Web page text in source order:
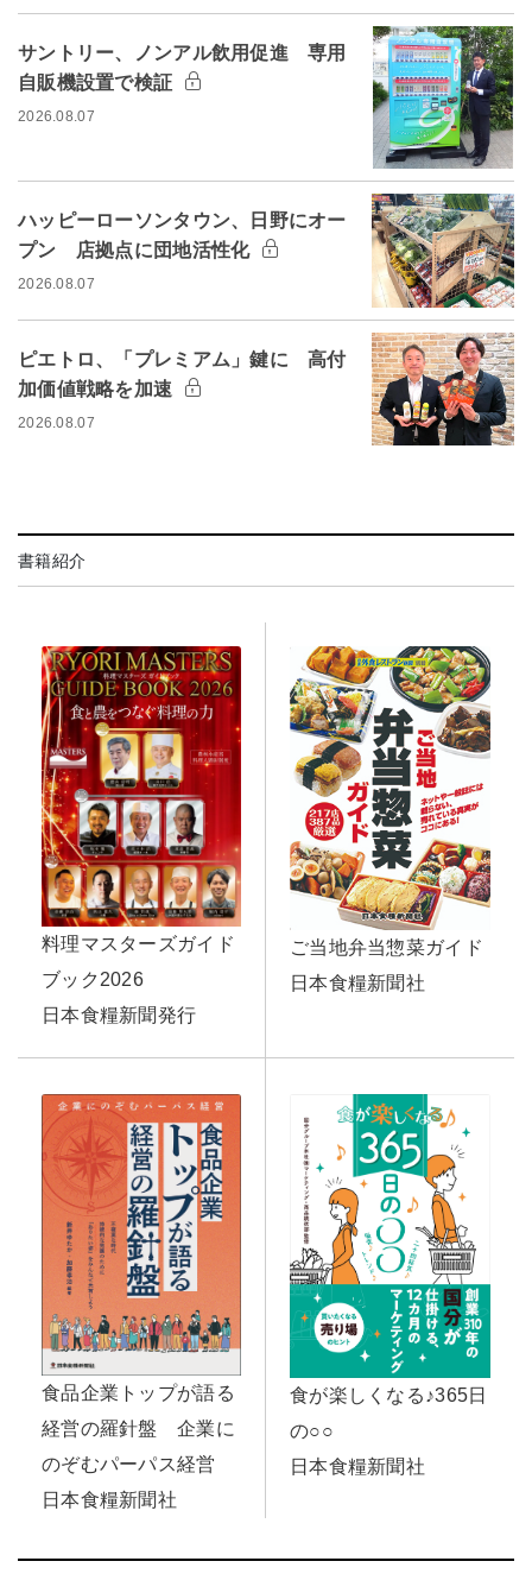
サントリー、ノンアル飲用促進 専用
自販機設置で検証
2026.08.07
ハッピーローソンタウン、日野にオー
プン 店拠点に団地活性化
2026.08.07
ピエトロ、「プレミアム」鍵に 高付
加価値戦略を加速
2026.08.07
書籍紹介
料理マスターズガイド
ブック2026
日本食糧新聞発行
ご当地弁当惣菜ガイド
日本食糧新聞社
食品企業トップが語る
経営の羅針盤 企業に
のぞむパーパス経営
日本食糧新聞社
食が楽しくなる♪365日
の○○
日本食糧新聞社